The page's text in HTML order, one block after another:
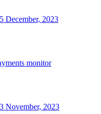
December, 2023
monitor
November, 2023